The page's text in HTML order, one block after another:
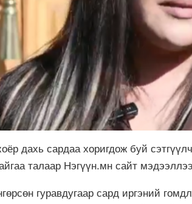
дахь сардаа хоригдож буй
талаар Нэгүүн.мн сайт
гуравдугаар сард иргэний